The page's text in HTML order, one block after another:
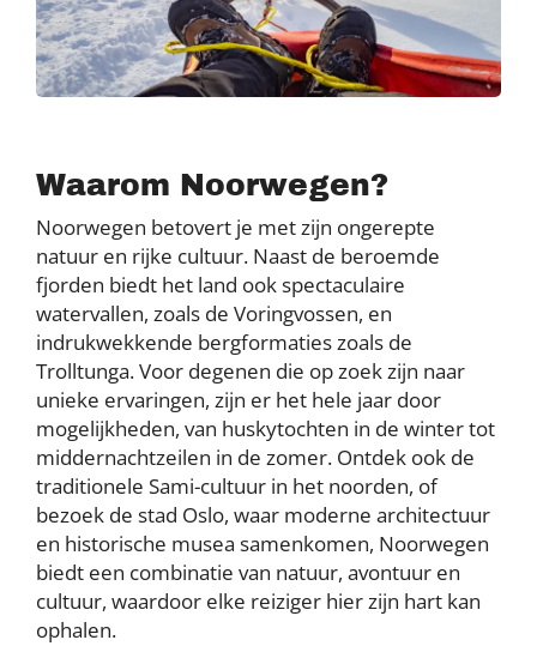
Waarom Noorwegen?
Noorwegen betovert je met zijn ongerepte
natuur en rijke cultuur. Naast de beroemde
fjorden biedt het land ook spectaculaire
watervallen, zoals de Voringvossen, en
indrukwekkende bergformaties zoals de
Trolltunga. Voor degenen die op zoek zijn naar
unieke ervaringen, zijn er het hele jaar door
mogelijkheden, van huskytochten in de winter tot
middernachtzeilen in de zomer. Ontdek ook de
traditionele Sami-cultuur in het noorden, of
bezoek de stad Oslo, waar moderne architectuur
en historische musea samenkomen, Noorwegen
biedt een combinatie van natuur, avontuur en
cultuur, waardoor elke reiziger hier zijn hart kan
ophalen.